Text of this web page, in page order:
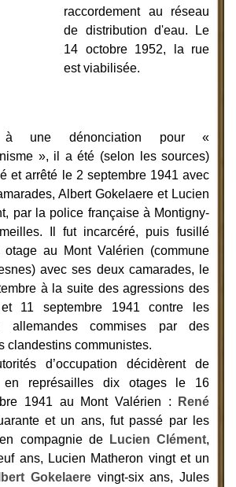
raccordement au réseau
de distribution d'eau. Le
14 octobre 1952, la rue
est viabilisée.
à une dénonciation pour «
», il a été (selon les sources)
et arrêté le 2 septembre 1941 avec
Albert Gokelaere et Lucien
par la police française à Montigny-
Il fut incarcéré, puis fusillé
otage au Mont Valérien (commune
avec ses deux camarades, le
à la suite des agressions des
11 septembre 1941 contre les
allemandes commises par des
clandestins communistes.
d’occupation décidèrent de
en représailles dix otages le 16
1941 au Mont Valérien :
René
et un ans, fut passé par les
compagnie de
Lucien Clément,
ans, Lucien Matheron vingt et un
Gokelaerevingt-six ans, Jules